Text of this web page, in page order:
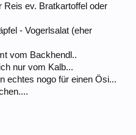
Reis ev. Bratkartoffel oder
- Vogerlsalat (eher
vom Backhendl..
nur vom Kalb...
echtes nogo für einen Ösi...